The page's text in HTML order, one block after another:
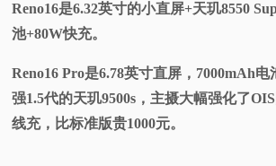
Reno16是6.32英寸的小直屏+天玑8550
池+80W快充。
Reno16 Pro是6.78英寸直屏，7000mAh
强1.5代的天玑9500s，主摄大幅强化了
线充，比标准版贵1000元。